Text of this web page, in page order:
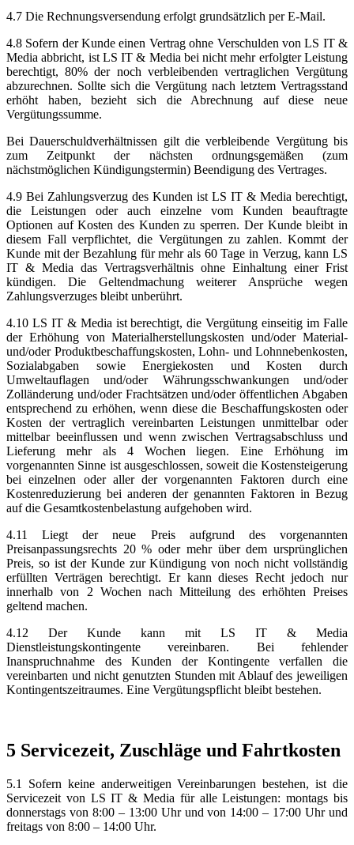
4.7 Die Rechnungsversendung erfolgt grundsätzlich per E-Mail.
4.8 Sofern der Kunde einen Vertrag ohne Verschulden von LS IT &
Media abbricht, ist LS IT & Media bei nicht mehr erfolgter Leistung
berechtigt, 80% der noch verbleibenden vertraglichen Vergütung
abzurechnen. Sollte sich die Vergütung nach letztem Vertragsstand
erhöht haben, bezieht sich die Abrechnung auf diese neue
Vergütungssumme.
Bei Dauerschuldverhältnissen gilt die verbleibende Vergütung bis
zum Zeitpunkt der nächsten ordnungsgemäßen (zum
nächstmöglichen Kündigungstermin) Beendigung des Vertrages.
4.9 Bei Zahlungsverzug des Kunden ist LS IT & Media berechtigt,
die Leistungen oder auch einzelne vom Kunden beauftragte
Optionen auf Kosten des Kunden zu sperren. Der Kunde bleibt in
diesem Fall verpflichtet, die Vergütungen zu zahlen. Kommt der
Kunde mit der Bezahlung für mehr als 60 Tage in Verzug, kann LS
IT & Media das Vertragsverhältnis ohne Einhaltung einer Frist
kündigen. Die Geltendmachung weiterer Ansprüche wegen
Zahlungsverzuges bleibt unberührt.
4.10 LS IT & Media ist berechtigt, die Vergütung einseitig im Falle
der Erhöhung von Materialherstellungskosten und/oder Material-
und/oder Produktbeschaffungskosten, Lohn- und Lohnnebenkosten,
Sozialabgaben sowie Energiekosten und Kosten durch
Umweltauflagen und/oder Währungsschwankungen und/oder
Zolländerung und/oder Frachtsätzen und/oder öffentlichen Abgaben
entsprechend zu erhöhen, wenn diese die Beschaffungskosten oder
Kosten der vertraglich vereinbarten Leistungen unmittelbar oder
mittelbar beeinflussen und wenn zwischen Vertragsabschluss und
Lieferung mehr als 4 Wochen liegen. Eine Erhöhung im
vorgenannten Sinne ist ausgeschlossen, soweit die Kostensteigerung
bei einzelnen oder aller der vorgenannten Faktoren durch eine
Kostenreduzierung bei anderen der genannten Faktoren in Bezug
auf die Gesamtkostenbelastung aufgehoben wird.
4.11 Liegt der neue Preis aufgrund des vorgenannten
Preisanpassungsrechts 20 % oder mehr über dem ursprünglichen
Preis, so ist der Kunde zur Kündigung von noch nicht vollständig
erfüllten Verträgen berechtigt. Er kann dieses Recht jedoch nur
innerhalb von 2 Wochen nach Mitteilung des erhöhten Preises
geltend machen.
4.12 Der Kunde kann mit LS IT & Media
Dienstleistungskontingente vereinbaren. Bei fehlender
Inanspruchnahme des Kunden der Kontingente verfallen die
vereinbarten und nicht genutzten Stunden mit Ablauf des jeweiligen
Kontingentszeitraumes. Eine Vergütungspflicht bleibt bestehen.
5 Servicezeit, Zuschläge und Fahrtkosten
5.1 Sofern keine anderweitigen Vereinbarungen bestehen, ist die
Servicezeit von LS IT & Media für alle Leistungen: montags bis
donnerstags von 8:00 – 13:00 Uhr und von 14:00 – 17:00 Uhr und
freitags von 8:00 – 14:00 Uhr.